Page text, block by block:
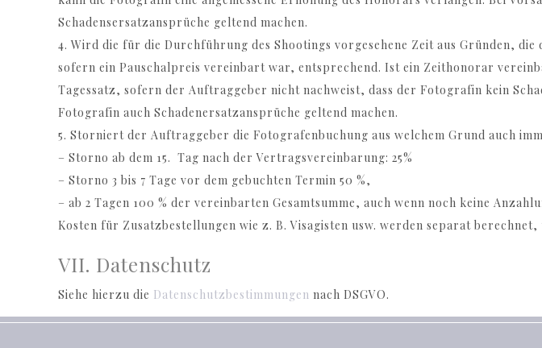
Schadensersatzansprüche geltend machen.
4. Wird die für die Durchführung des Shootings vorgesehene Zeit aus Gründen,
sofern ein Pauschalpreis vereinbart war, entsprechend. Ist ein Zeithonorar
Tagessatz, sofern der Auftraggeber nicht nachweist, dass der Fotografin kein
Fotografin auch Schadenersatzansprüche geltend machen.
5. Storniert der Auftraggeber die Fotografenbuchung aus welchem Grund auch
– Storno ab dem 15. Tag nach der Vertragsvereinbarung: 25%
– Storno 3 bis 7 Tage vor dem gebuchten Termin 50 %,
– ab 2 Tagen 100 % der vereinbarten Gesamtsumme, auch wenn noch keine
Kosten für Zusatzbestellungen wie z. B. Visagisten usw. werden separat
VII. Datenschutz
Siehe hierzu die Datenschutzbestimmungen nach DSGVO.